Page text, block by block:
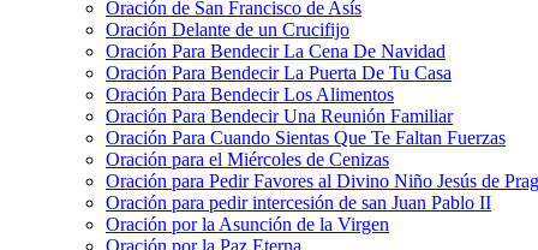
Oración de San Francisco de Asís
Oración Delante de un Crucifijo
Oración Para Bendecir La Cena De Navidad
Oración Para Bendecir La Puerta De Tu Casa
Oración Para Bendecir Los Alimentos
Oración Para Bendecir Una Reunión Familiar
Oración Para Cuando Sientas Que Te Faltan Fuerzas
Oración para el Miércoles de Cenizas
Oración para Pedir Favores al Divino Niño Jesús de
Oración para pedir intercesión de san Juan Pablo II
Oración por la Asunción de la Virgen